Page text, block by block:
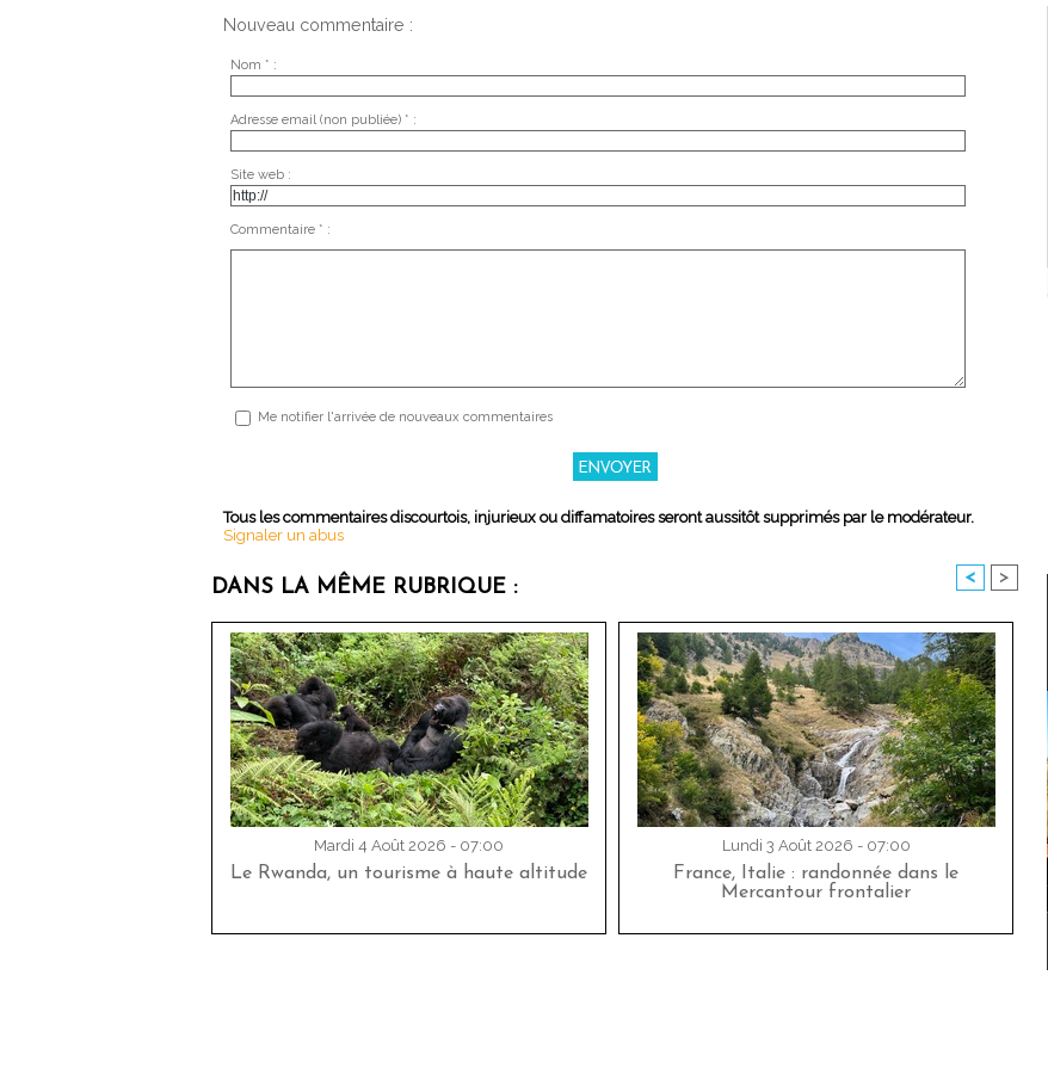
Nouveau commentaire :
Nom * :
Adresse email (non publiée) * :
Site web :
Commentaire * :
Me notifier l'arrivée de nouveaux commentaires
Tous les commentaires discourtois, injurieux ou diffamatoires seront aussitôt supprimés par le modérateur.
Signaler un abus
DANS LA MÊME RUBRIQUE : < >
Mardi 4 Août 2026 - 07:00
Le Rwanda, un tourisme à haute altitude
Lundi 3 Août 2026 - 07:00
France, Italie : randonnée dans le
Mercantour frontalier